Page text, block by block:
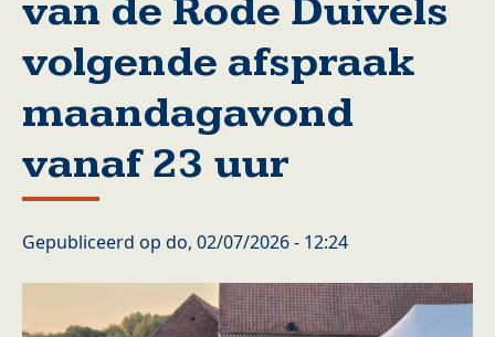
van de Rode Duivels
volgende afspraak
maandagavond
vanaf 23 uur
Gepubliceerd op do, 02/07/2026 - 12:24